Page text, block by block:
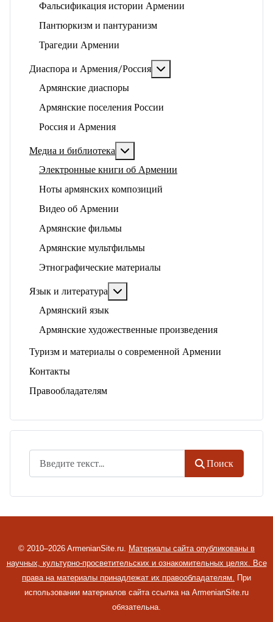
Фальсификация истории Армении
Пантюркизм и пантуранизм
Трагедии Армении
Диаспора и Армения/Россия
Армянские диаспоры
Армянские поселения России
Россия и Армения
Медиа и библиотека
Электронные книги об Армении
Ноты армянских композиций
Видео об Армении
Армянские фильмы
Армянские мультфильмы
Этнографические материалы
Язык и литература
Армянский язык
Армянские художественные произведения
Туризм и материалы о современной Армении
Контакты
Правообладателям
Поиск
© 2010–2026 ArmenianSite.ru. Материалы сайта опубликованы в
научных, культурно-просветительских и ознакомительных целях. Все
права на материалы принадлежат их правообладателям. При
использовании материалов сайта ссылка на ArmenianSite.ru
обязательна.